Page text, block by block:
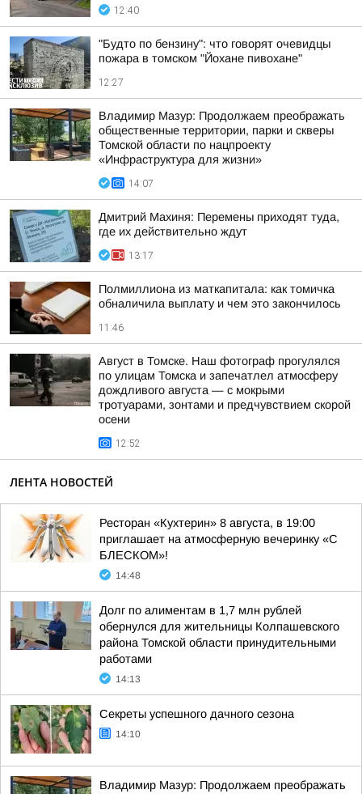
12:40
"Будто по бензину": что говорят очевидцы
пожара в томском "Йохане пивохане"
12:27
Владимир Мазур: Продолжаем преображать
общественные территории, парки и скверы
Томской области по нацпроекту
«Инфраструктура для жизни»
14:07
Дмитрий Махиня: Перемены приходят туда,
где их действительно ждут
13:17
Полмиллиона из маткапитала: как томичка
обналичила выплату и чем это закончилось
11:46
Август в Томске. Наш фотограф прогулялся
по улицам Томска и запечатлел атмосферу
дождливого августа — с мокрыми
тротуарами, зонтами и предчувствием скорой
осени
12:52
ЛЕНТА НОВОСТЕЙ
Ресторан «Кухтерин» 8 августа, в 19:00
приглашает на атмосферную вечеринку «С
БЛЕСКОМ»!
14:48
Долг по алиментам в 1,7 млн рублей
обернулся для жительницы Колпашевского
района Томской области принудительными
работами
14:13
Секреты успешного дачного сезона
14:10
Владимир Мазур: Продолжаем преображать